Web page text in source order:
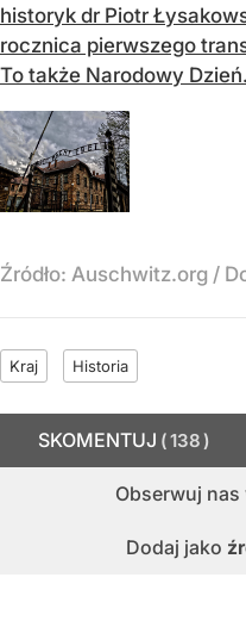
historyk dr Piotr
rocznica pierwszego
To także Narodowy
Źródło: Auschwitz.org /
Kraj Historia
Obserwuj nas
Dodaj jako
SKOMENTUJ 138